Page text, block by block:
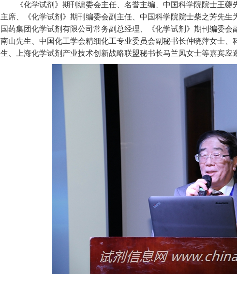
《化学试剂》期刊编委会主任、名誉主编、中国科学院院士王
主席、《化学试剂》期刊编委会副主任、中国科学院院士柴之芳先
国药集团化学试剂有限公司常务副总经理、《化学试剂》期刊编委
南山先生、中国化工学会精细化工专业委员会副秘书长仲晓萍女士
生、上海化学试剂产业技术创新战略联盟秘书长马兰凤女士等嘉宾应